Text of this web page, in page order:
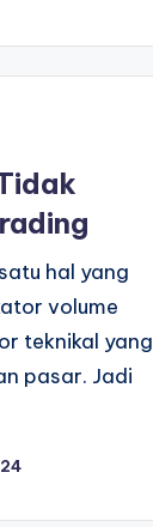
hal yang
volume
teknikal yang
pasar. Jadi